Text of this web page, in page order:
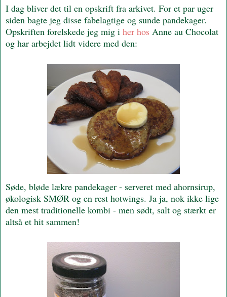
I dag bliver det til en opskrift fra arkivet. For et par uger
siden bagte jeg disse fabelagtige og sunde pandekager.
Opskriften forelskede jeg mig i her hos Anne au Chocolat
og har arbejdet lidt videre med den:
Søde, bløde lækre pandekager - serveret med ahornsirup,
økologisk SMØR og en rest hotwings. Ja ja, nok ikke lige
den mest traditionelle kombi - men sødt, salt og stærkt er
altså et hit sammen!